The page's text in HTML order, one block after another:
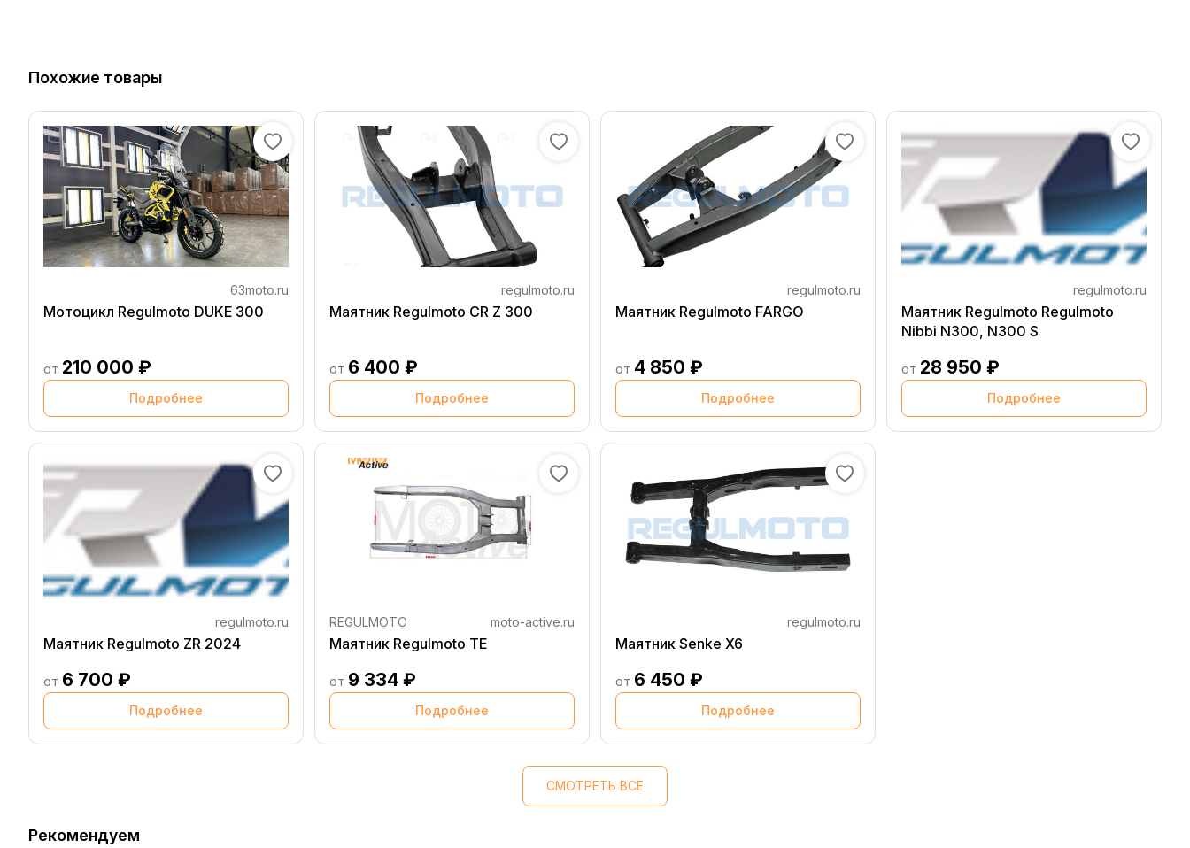
Похожие товары
63moto.ru
Мотоцикл Regulmoto DUKE 300
от 210 000 ₽
Подробнее
regulmoto.ru
Маятник Regulmoto CR Z 300
от 6 400 ₽
Подробнее
regulmoto.ru
Маятник Regulmoto FARGO
от 4 850 ₽
Подробнее
regulmoto.ru
Маятник Regulmoto Regulmoto
Nibbi N300, N300 S
от 28 950 ₽
Подробнее
regulmoto.ru
Маятник Regulmoto ZR 2024
от 6 700 ₽
Подробнее
REGULMOTO moto-active.ru
Маятник Regulmoto TE
от 9 334 ₽
Подробнее
regulmoto.ru
Маятник Senke X6
от 6 450 ₽
Подробнее
СМОТРЕТЬ ВСЕ
Рекомендуем